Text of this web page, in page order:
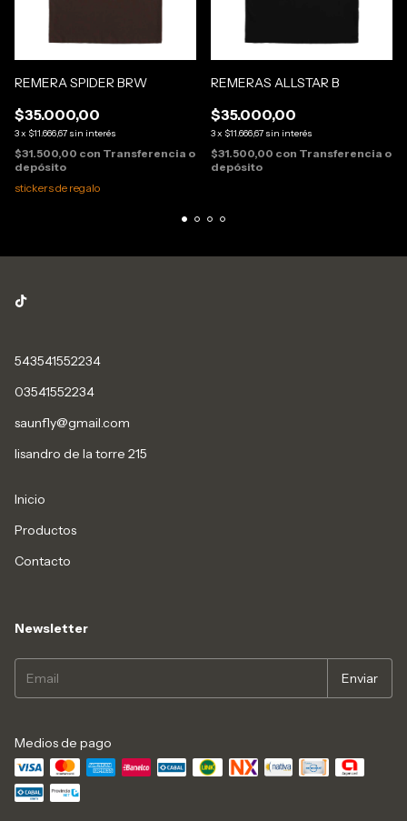
REMERA SPIDER BRW
$35.000,00
3x $11.666,67 sin interés
$31.500,00 con Transferencia o
depósito
stickers de regalo
REMERAS ALLSTAR B
$35.000,00
3x $11.666,67 sin interés
$31.500,00 con Transferencia o
depósito
543541552234
03541552234
saunfly@gmail.com
lisandro de la torre 215
Inicio
Productos
Contacto
Newsletter
Medios de pago